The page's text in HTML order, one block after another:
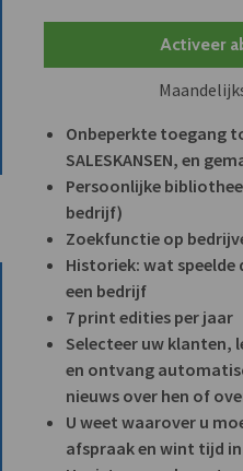
Activeer
Onbeperkte toegang
SALESKANSEN, en
Persoonlijke
bedrijf)
Zoekfunctie op
Historiek: wat speelde
een bedrijf
7 print edities per jaar
Selecteer uw klanten,
en ontvang
nieuws over hen of
U weet waarover u
afspraak en wint tijd